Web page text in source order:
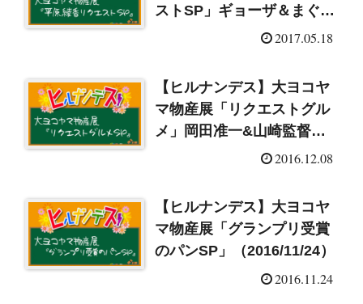
ストSP」ギョーザ＆まぐろ
の干物＆チョコレートケー
2017.05.18
【ヒルナンデス】大ヨコヤ
マ物産展「リクエストグル
メ」岡田准一&山崎監督参
戦SP（2016/12/8）2016.12.08
【ヒルナンデス】大ヨコヤ
マ物産展「グランプリ受賞
のパンSP」（2016/11/24）
2016.11.24